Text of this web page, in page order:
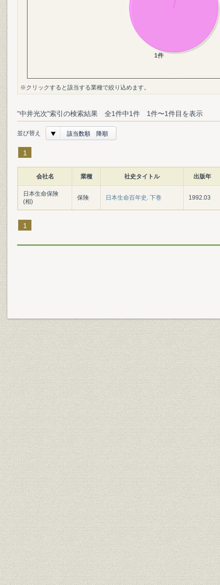
※クリックすると該当する業種で絞り込めます。
"中井光次"索引の検索結果 全1件中1件 1件〜1件目を表示
並び替え 該当数順 降順
1
会社名 業種 社史タイトル 出版年
日本生命保険
(相)
保険 日本生命百年史. 下巻 1992.03
1